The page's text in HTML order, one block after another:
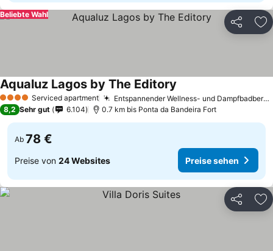
Teilen
Beliebte Wahl
4 Sterne Serviced apartment Entspannender Wellness- und Dampfbadbereich
Aqualuz Lagos by The Editory
8,2 Sehr gut 6.104 0.7 km bis Ponta da Bandeira Fort
Ab 78 €
Preise von 24 Websites Preise sehen
Teilen